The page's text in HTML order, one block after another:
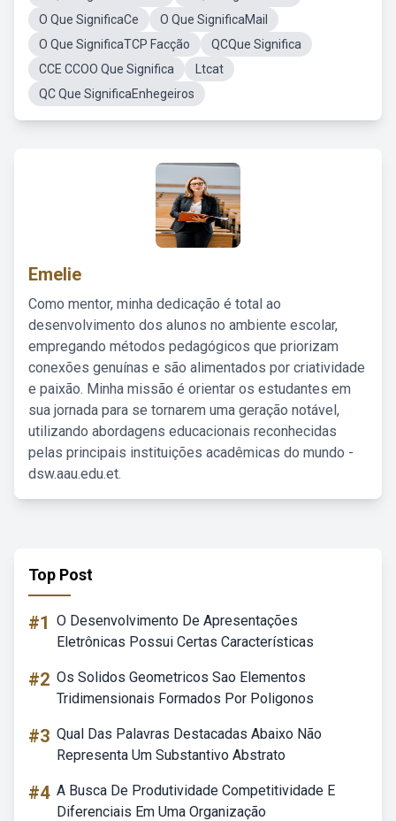
O Que SignificaCe
O Que SignificaMail
O Que SignificaTCP Facção
QCQue Significa
CCE CCOO Que Significa
Ltcat
QC Que SignificaEnhegeiros
Emelie
Como mentor, minha dedicação é total ao
desenvolvimento dos alunos no ambiente escolar,
empregando métodos pedagógicos que priorizam
conexões genuínas e são alimentados por criatividade
e paixão. Minha missão é orientar os estudantes em
sua jornada para se tornarem uma geração notável,
utilizando abordagens educacionais reconhecidas
pelas principais instituições acadêmicas do mundo -
dsw.aau.edu.et.
Top Post
#1 O Desenvolvimento De Apresentações
Eletrônicas Possui Certas Características
#2 Os Solidos Geometricos Sao Elementos
Tridimensionais Formados Por Poligonos
#3 Qual Das Palavras Destacadas Abaixo Não
Representa Um Substantivo Abstrato
#4 A Busca De Produtividade Competitividade E
Diferenciais Em Uma Organização